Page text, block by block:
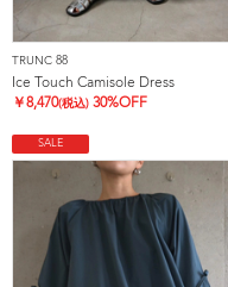
TRUNC 88
Ice Touch Camisole Dress
￥8,470(税込) 30%OFF
SALE